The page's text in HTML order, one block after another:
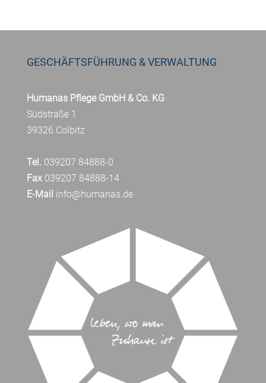
GESCHÄFTSFÜHRUNG & VERWALTUNG
Humanas Pflege GmbH & Co. KG
Südstraße 1
39326 Colbitz
Tel. 039207 84888-0
Fax039207 84888-14
E-Mail info@humanas.de